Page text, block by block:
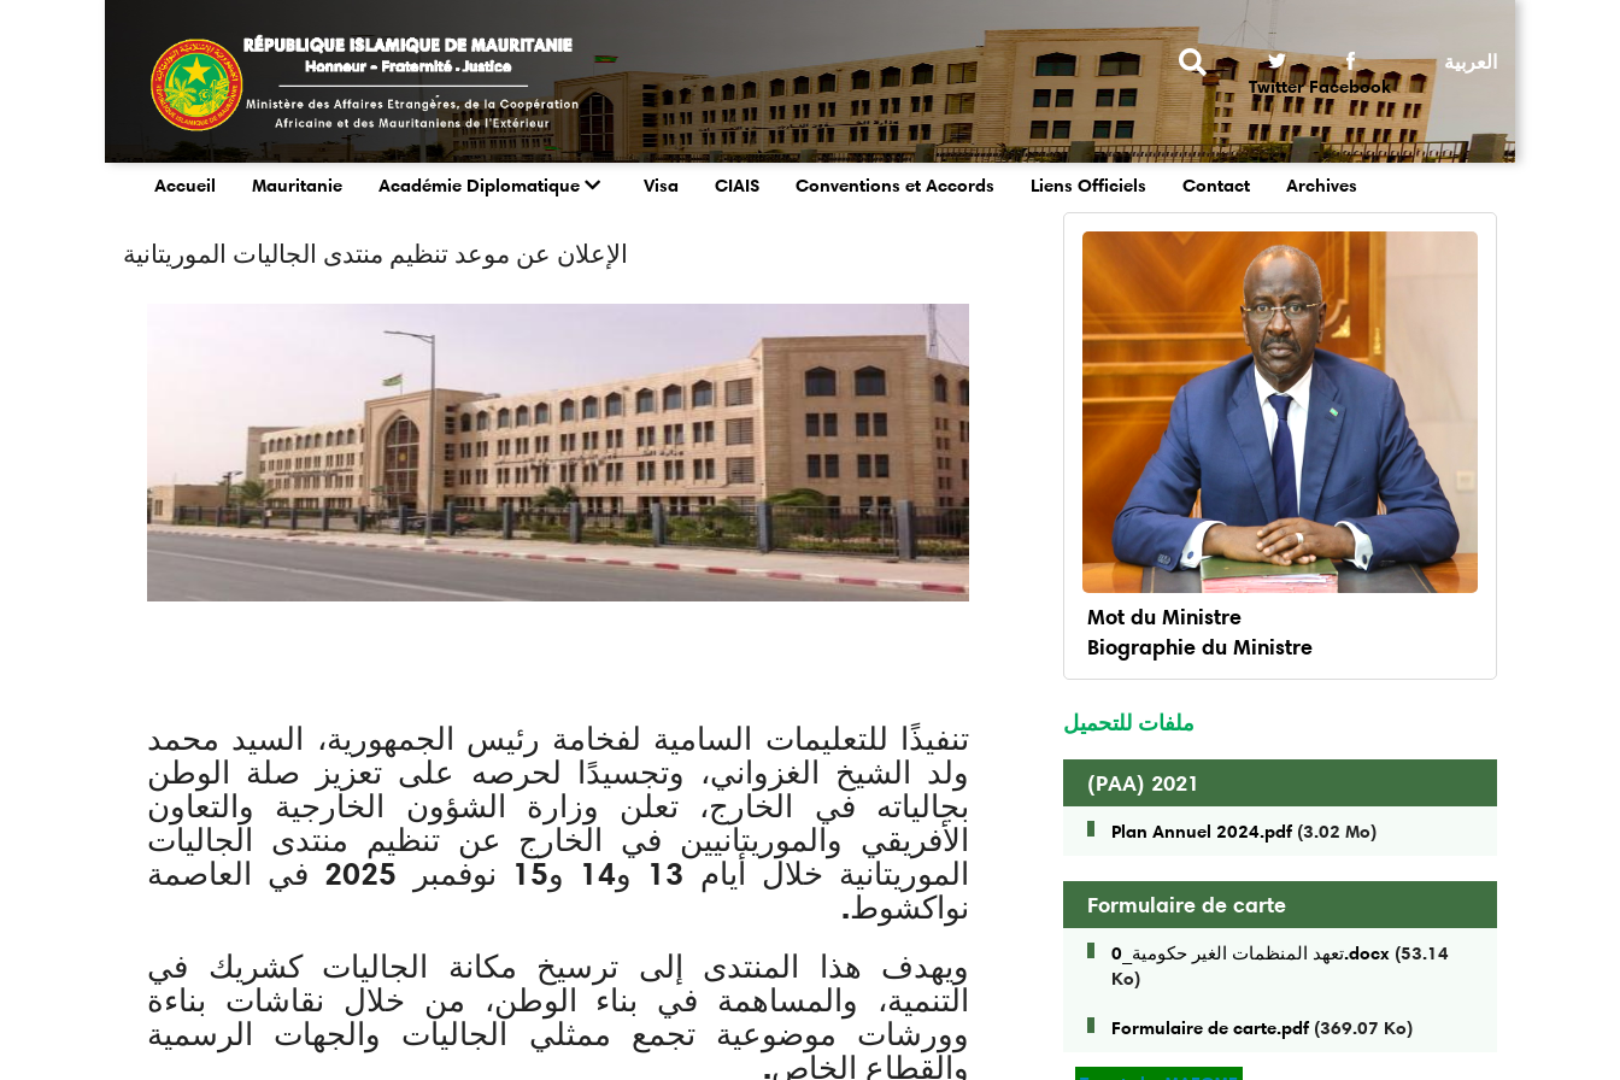
Rechercher
Twitter Facebook
menu
Accueil Mauritanie Académie Diplomatique Visa CIAIS Conventions et Accords Liens Officiels Contact Archives
menu
ministre
Mot du Ministre
Biographie du Ministre
ملفات للتحميل
(PAA) 2021
Plan Annuel 2024.pdf (3.02 Mo)
Formulaire de carte
تعهد المنظمات الغير حكومية_0.docx (53.14
Ko)
Formulaire de carte.pdf (369.07 Ko)
الإعلان عن موعد تنظيم منتدى الجاليات الموريتانية
تنفيذًا للتعليمات السامية لفخامة رئيس الجمهورية، السيد محمد
ولد الشيخ الغزواني، وتجسيدًا لحرصه على تعزيز صلة الوطن
بجالياته في الخارج، تعلن وزارة الشؤون الخارجية والتعاون
الأفريقي والموريتانيين في الخارج عن تنظيم منتدى الجاليات
الموريتانية خلال أيام 13 و14 و15 نوفمبر 2025 في العاصمة
نواكشوط.
ويهدف هذا المنتدى إلى ترسيخ مكانة الجاليات كشريك في
التنمية، والمساهمة في بناء الوطن، من خلال نقاشات بناءة
وورشات موضوعية تجمع ممثلي الجاليات والجهات الرسمية
والقطاع الخاص.